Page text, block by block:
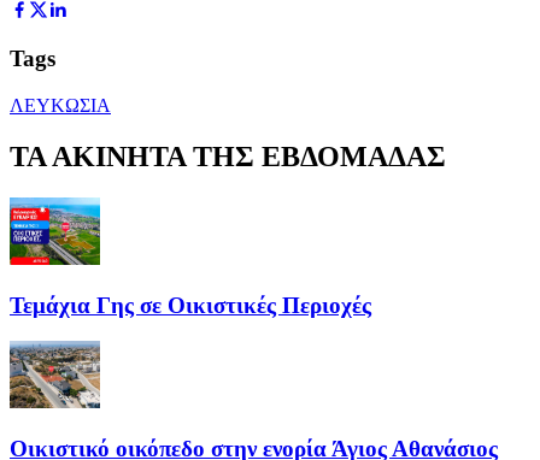
Tags
ΛΕΥΚΩΣΙΑ
ΤΑ ΑΚΙΝΗΤΑ ΤΗΣ ΕΒΔΟΜΑΔΑΣ
Τεμάχια Γης σε Οικιστικές Περιοχές
Οικιστικό οικόπεδο στην ενορία Άγιος Αθανάσιος